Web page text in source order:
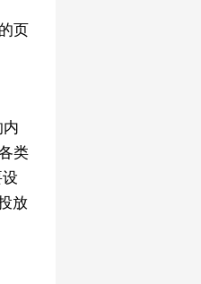
页
类
放